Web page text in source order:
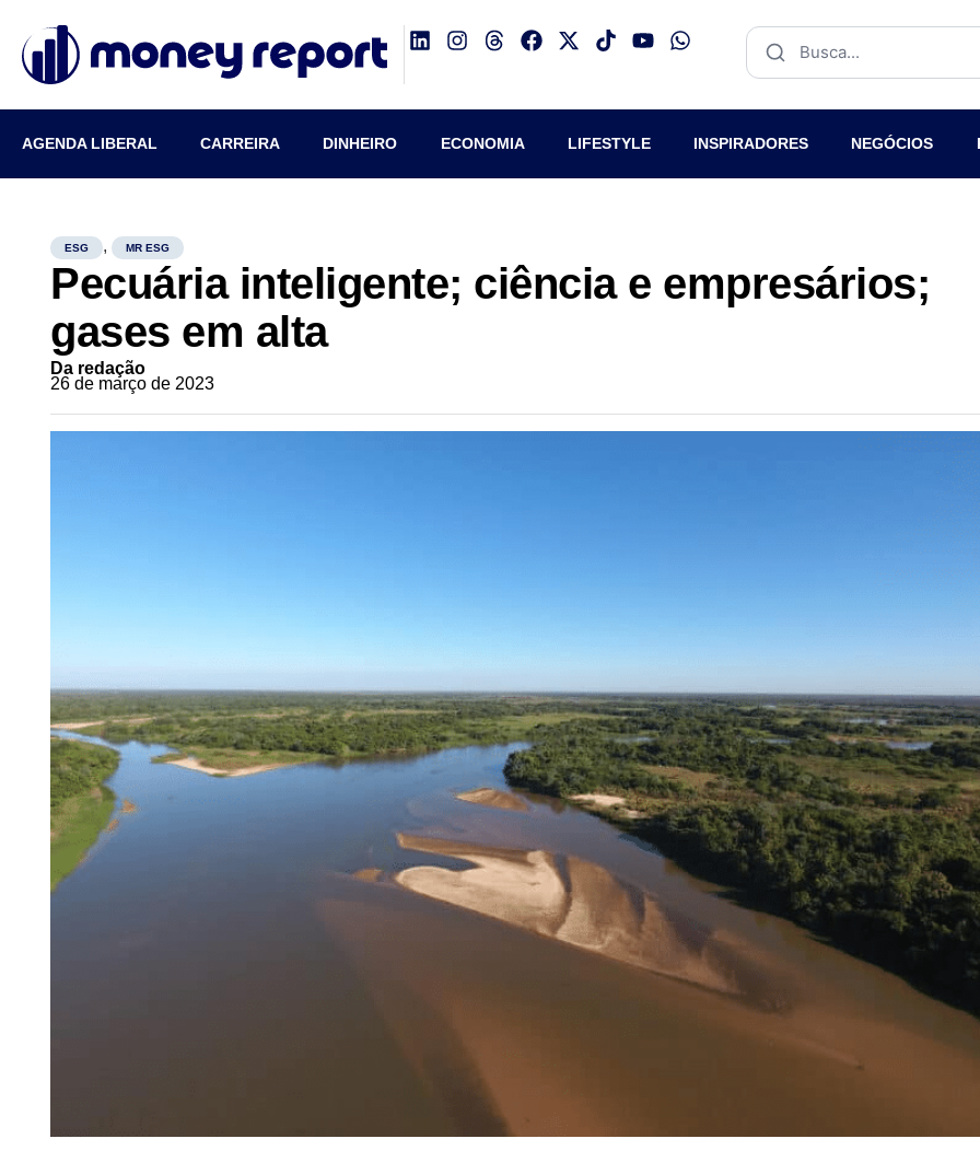
AGENDA LIBERAL CARREIRA DINHEIRO ECONOMIA LIFESTYLE INSPIRADORES NEGÓCIOS
ESG , MR ESG
Pecuária inteligente; ciência e empresários;
gases em alta
Da redação
26 de março de 2023